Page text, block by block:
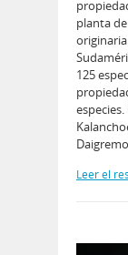
planta
125
Leer el